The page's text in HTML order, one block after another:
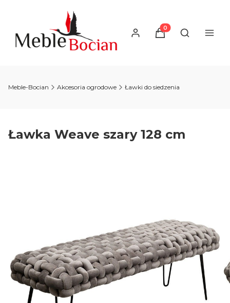
Produkty w
Otwórz
Meble-Bocian Akcesoria ogrodowe Ławki do siedzenia
Ławka Weave szary 128 cm